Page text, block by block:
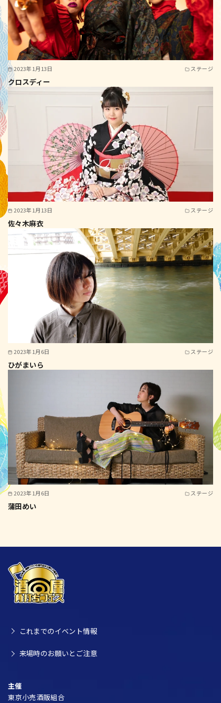
2023年1月13日 ステージ
クロスディー
2023年1月13日 ステージ
佐々木麻衣
2023年1月6日 ステージ
ひがまいら
2023年1月6日 ステージ
蒲田めい
これまでのイベント情報
来場時のお願いとご注意
主催
東京小売酒販組合